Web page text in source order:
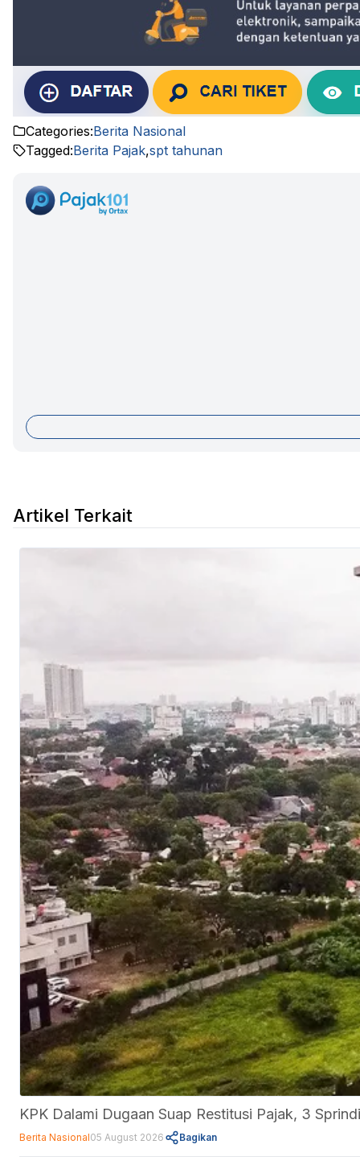
Categories:Berita Nasional
Tagged:Berita Pajak,spt tahunan
Artikel Terkait
KPK Dalami Dugaan Suap Restitusi Pajak, 3
Berita Nasional05 August 2026 Bagikan